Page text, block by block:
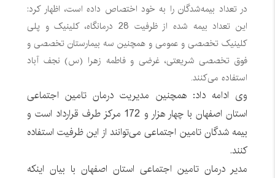
در تعداد بیمه‌شدگان را به خود اختصاص داده است، اظهار کرد:
این تعداد بیمه شده از ظرفیت 28 درمانگاه، کلینیک و پلی
کلینیک تخصصی و عمومی و همچنین سه بیمارستان تخصصی و
فوق تخصصی شریعتی، غرضی و فاطمه زهرا (س) نجف آباد
استفاده می‌کنند.
وی ادامه داد: همچنین مدیریت درمان تامین اجتماعی
استان اصفهان با چهار هزار و 172 مرکز طرف قرارداد است و
بیمه شدگان تامین اجتماعی می‌توانند از این ظرفیت استفاده
کنند.
مدیر درمان تامین اجتماعی استان اصفهان با بیان اینکه